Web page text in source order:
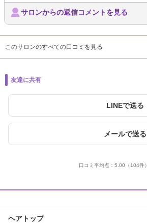
サロンからの返信コメントを見る
このサロンのすべての口コミを見る
友達に共有
LINEで送る
メールで送る
口コミ平均点： 5.00 （104件）
ヘアトップ